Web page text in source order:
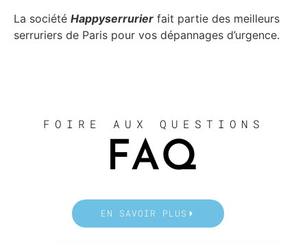
La société Happyserrurier fait partie des meilleurs
serruriers de Paris pour vos dépannages d’urgence.
FOIRE AUX QUESTIONS
FAQ
EN SAVOIR PLUS